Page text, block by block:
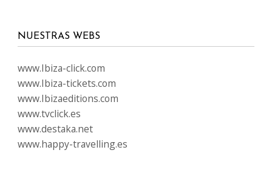
NUESTRAS WEBS
www.Ibiza-click.com
www.Ibiza-tickets.com
www.Ibizaeditions.com
www.tvclick.es
www.destaka.net
www.happy-travelling.es